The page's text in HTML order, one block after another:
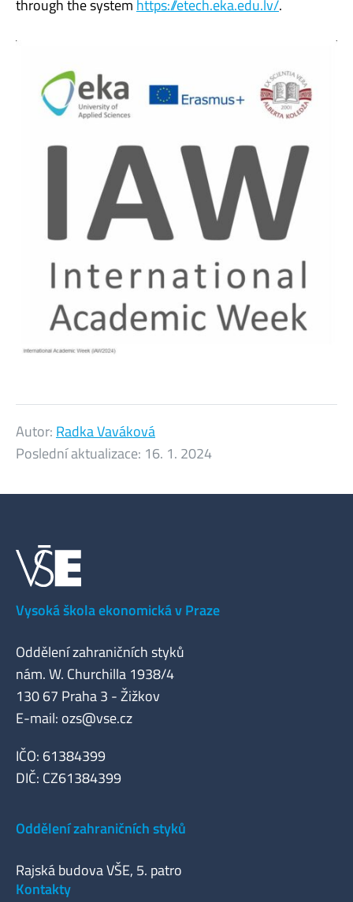
through the system https://etech.eka.edu.lv/.
Autor: Radka Vaváková
Poslední aktualizace: 16. 1. 2024
Vysoká škola ekonomická v Praze
Oddělení zahraničních styků
nám. W. Churchilla 1938/4
130 67 Praha 3 - Žižkov
E-mail: ozs@vse.cz
IČO: 61384399
DIČ: CZ61384399
Oddělení zahraničních styků
Rajská budova VŠE, 5. patro
Kontakty